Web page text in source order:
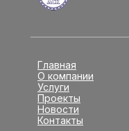
Главная
О компании
Услуги
Проекты
Новости
Контакты